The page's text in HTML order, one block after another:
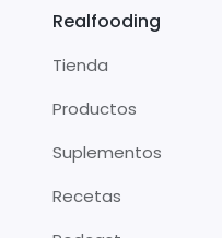
Realfooding
Tienda
Productos
Suplementos
Recetas